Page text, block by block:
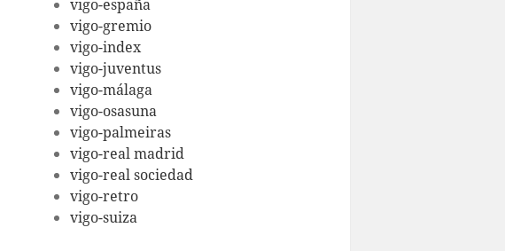
vigo-españa
vigo-gremio
vigo-index
vigo-juventus
vigo-málaga
vigo-osasuna
vigo-palmeiras
vigo-real madrid
vigo-real sociedad
vigo-retro
vigo-suiza